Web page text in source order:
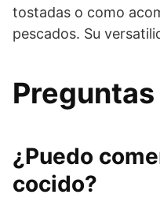
tostadas o como
pescados. Su
¿Puedo
cocido?